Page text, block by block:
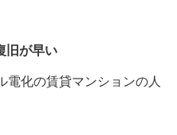
旧が早い
電化の賃貸マンションの人